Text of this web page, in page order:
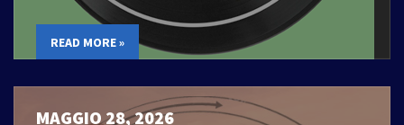
READ MORE »
MAGGIO 28, 2026